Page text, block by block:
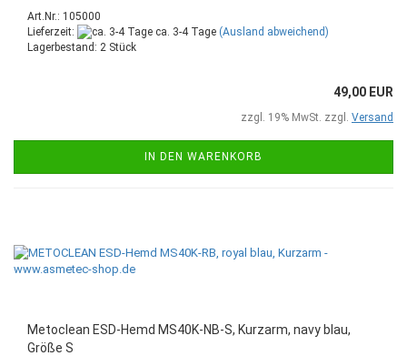
Art.Nr.: 105000
Lieferzeit:
ca. 3-4 Tage (Ausland abweichend)
Lagerbestand: 2 Stück
49,00 EUR
zzgl. 19% MwSt. zzgl. Versand
IN DEN WARENKORB
Metoclean ESD-Hemd MS40K-NB-S, Kurzarm, navy blau,
Größe S